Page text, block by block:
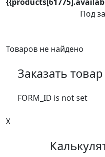
Под
Товаров не найдено
Заказать товар
FORM_ID is not set
X